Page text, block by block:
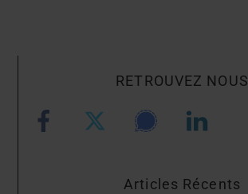
RETROUVEZ NOUS
Articles Récents